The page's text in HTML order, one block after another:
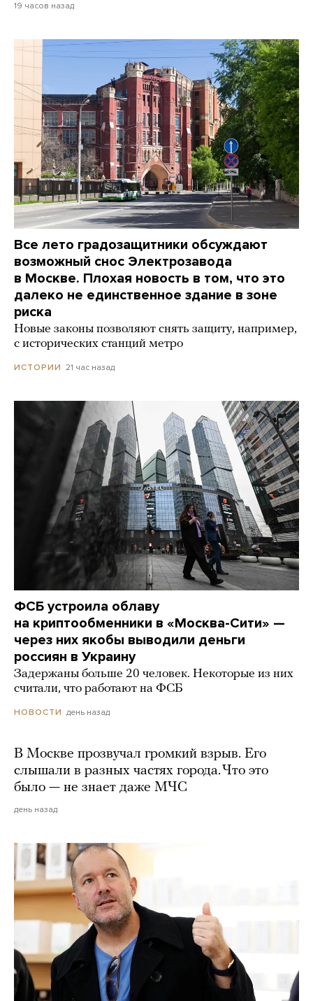
19 часов назад
Все лето градозащитники обсуждают
возможный снос Электрозавода
в Москве. Плохая новость в том, что это
далеко не единственное здание в зоне
риска
Новые законы позволяют снять защиту, например,
с исторических станций метро
ИСТОРИИ 21 час назад
ФСБ устроила облаву
на криптообменники в «Москва-Сити» —
через них якобы выводили деньги
россиян в Украину
Задержаны больше 20 человек. Некоторые из них
считали, что работают на ФСБ
НОВОСТИ день назад
В Москве прозвучал громкий взрыв. Его
слышали в разных частях города. Что это
было — не знает даже МЧС
день назад